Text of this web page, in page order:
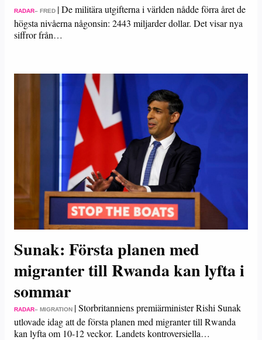
RADAR– FRED |De militära utgifterna i världen nådde förra året de
högsta nivåerna någonsin: 2443 miljarder dollar. Det visar nya
siffror från…
Sunak: Första planen med
migranter till Rwanda kan lyfta i
sommar
RADAR– MIGRATION |Storbritanniens premiärminister Rishi Sunak
utlovade idag att de första planen med migranter till Rwanda
kan lyfta om 10-12 veckor. Landets kontroversiella…